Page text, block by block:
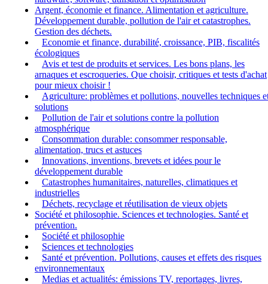
Argent, économie et finance. Alimentation et agriculture.
Développement durable, pollution de l'air et catastrophes.
Gestion des déchets.
Economie et finance, durabilité, croissance, PIB, fiscalités
écologiques
Avis et test de produits et services. Les bons plans, les
arnaques et escroqueries. Que choisir, critiques et tests d'achat
pour mieux choisir !
Agriculture: problèmes et pollutions, nouvelles techniques
solutions
Pollution de l'air et solutions contre la pollution
atmosphérique
Consommation durable: consommer responsable,
alimentation, trucs et astuces
Innovations, inventions, brevets et idées pour le
développement durable
Catastrophes humanitaires, naturelles, climatiques et
industrielles
Déchets, recyclage et réutilisation de vieux objets
Société et philosophie. Sciences et technologies. Santé et
prévention.
Société et philosophie
Sciences et technologies
Santé et prévention. Pollutions, causes et effets des risques
environnementaux
Medias et actualités: émissions TV, reportages, livres,